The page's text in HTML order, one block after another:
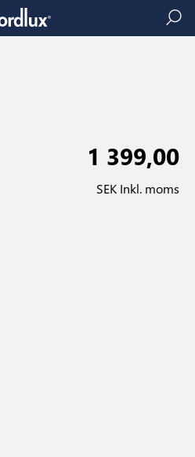
1 399,00
SEK Inkl. moms